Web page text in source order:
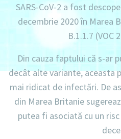
SARS-CoV-2 a fost
decembrie 2020 în Marea
B.1.1.7 (VOC
Din cauza faptului că s-ar
decât alte variante, aceasta
mai ridicat de infectări. De
din Marea Britanie
putea fi asociată cu un